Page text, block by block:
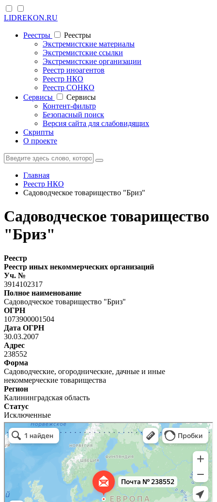
LIDREKON.RU
Реестры
Реестры
Экстремистские материалы
Экстремистские ссылки
Экстремистские организации
Реестр иноагентов
Реестр НКО
Реестр СОНКО
Cервисы
Cервисы
Контент-фильтр
Безопасный поиск
Версия сайта для слабовидящих
Скрипты
О проекте
Главная
Реестр НКО
Садоводческое товарищество "Бриз"
Садоводческое товарищество
"Бриз"
Реестр
Реестр иных некоммерческих организаций
Уч. №
3914102317
Полное наименование
Садоводческое товарищество "Бриз"
ОГРН
1073900001504
Дата ОГРН
30.03.2007
Адрес
238552
Форма
Садоводческие, огороднические, дачные и иные
некоммерческие товарищества
Регион
Калининградская область
Статус
Исключенные